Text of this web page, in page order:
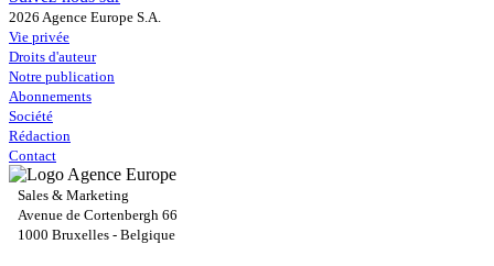
2026 Agence Europe S.A.
Vie privée
Droits d'auteur
Notre publication
Abonnements
Société
Rédaction
Contact
Sales & Marketing
Avenue de Cortenbergh 66
1000 Bruxelles - Belgique